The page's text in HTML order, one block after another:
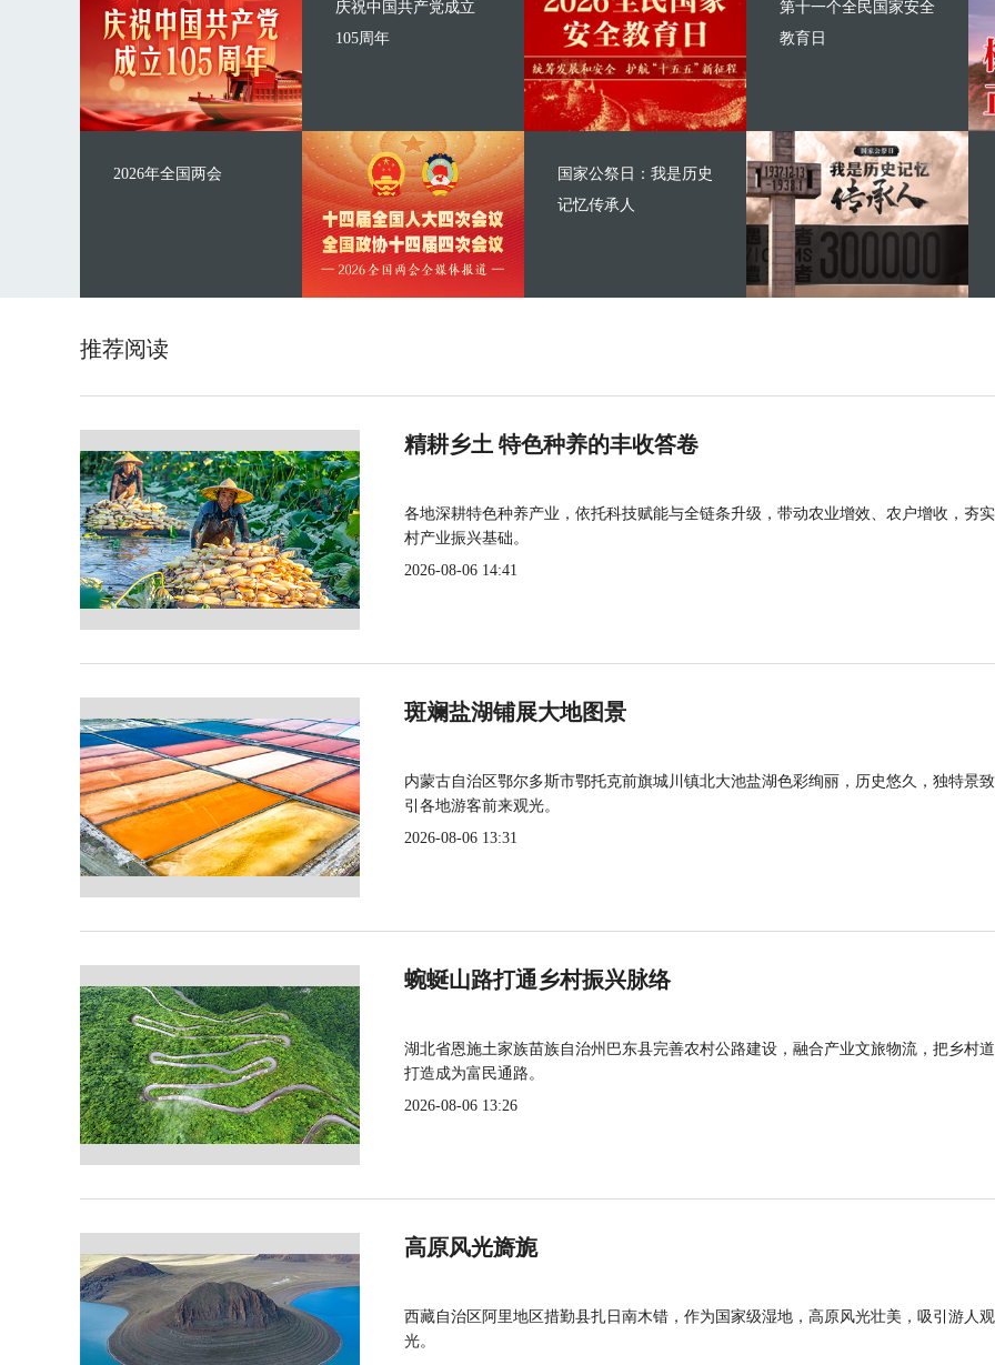
庆祝中国共产党成立
105周年
2026年全国两会
第十一个全民国家安全
教育日
国家公祭日：我是历史
记忆传承人
推荐阅读
精耕乡土 特色种养的丰收答卷
各地深耕特色种养产业，依托科技赋能与全链条升级，带动农业增效、农户增收，夯
村产业振兴基础。
2026-08-06 14:41
斑斓盐湖铺展大地图景
内蒙古自治区鄂尔多斯市鄂托克前旗城川镇北大池盐湖色彩绚丽，历史悠久，独特景
引各地游客前来观光。
2026-08-06 13:31
蜿蜒山路打通乡村振兴脉络
湖北省恩施土家族苗族自治州巴东县完善农村公路建设，融合产业文旅物流，把乡村
打造成为富民通路。
2026-08-06 13:26
高原风光旖旎
西藏自治区阿里地区措勤县扎日南木错，作为国家级湿地，高原风光壮美，吸引游人观
光。